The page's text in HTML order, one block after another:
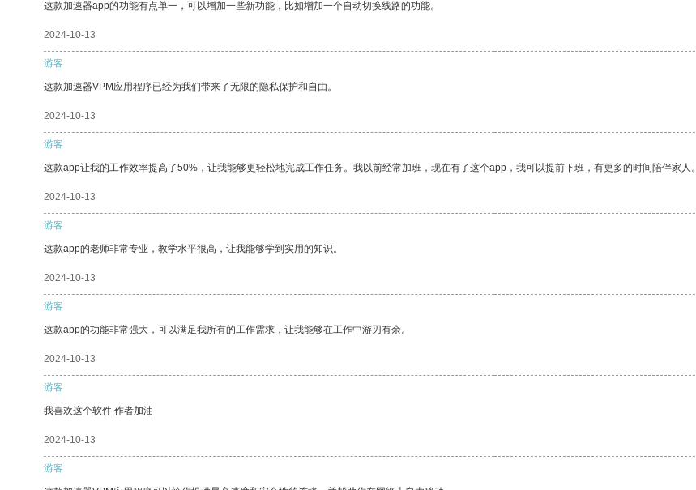
这款加速器app的功能有点单一，可以增加一些新功能，比如增加一个自动切换线路的功能。
2024-10-13
游客
这款加速器VPM应用程序已经为我们带来了无限的隐私保护和自由。
2024-10-13
游客
这款app让我的工作效率提高了50%，让我能够更轻松地完成工作任务。我以前经常加班，现在有了这个app，我可以提前下班，有更多的时间陪伴家人。
2024-10-13
游客
这款app的老师非常专业，教学水平很高，让我能够学到实用的知识。
2024-10-13
游客
这款app的功能非常强大，可以满足我所有的工作需求，让我能够在工作中游刃有余。
2024-10-13
游客
我喜欢这个软件 作者加油
2024-10-13
游客